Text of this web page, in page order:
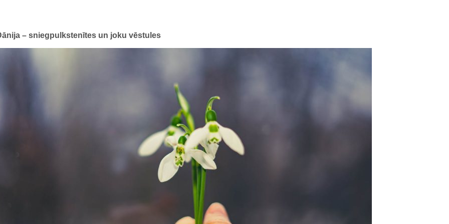
– sniegpulkstenītes un joku vēstules